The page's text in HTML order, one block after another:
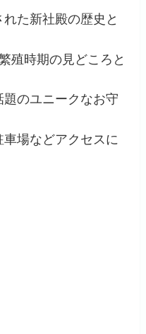
た新社殿の歴史と
殖時期の見どころと
のユニークなお守
場などアクセスに